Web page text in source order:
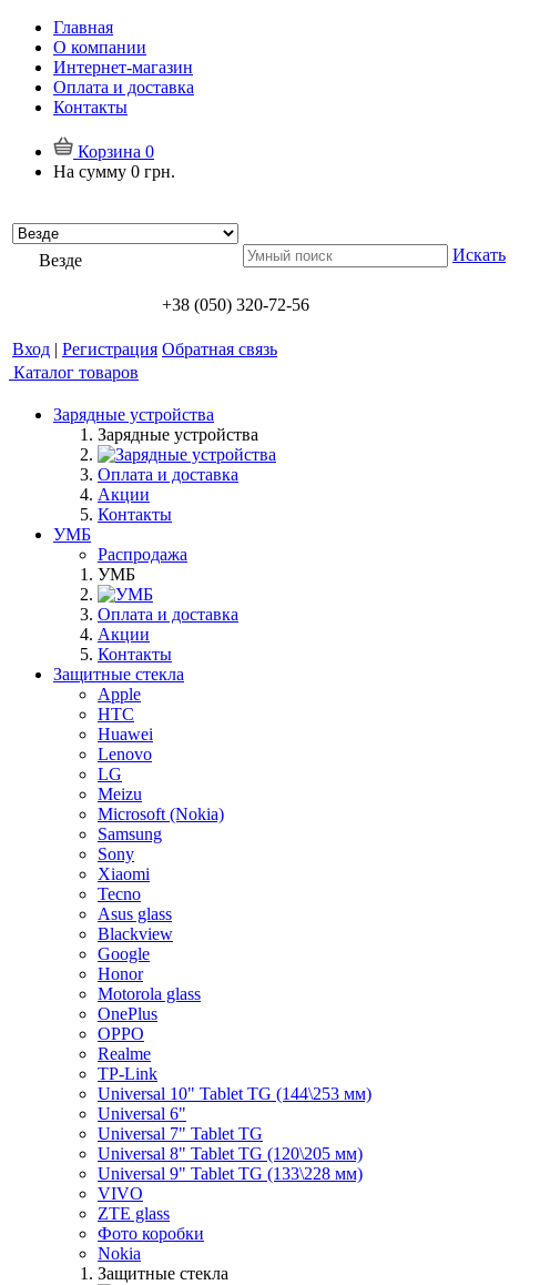
Главная
О компании
Интернет-магазин
Оплата и доставка
Контакты
Корзина 0
На сумму 0 грн.
Везде Искать
+38 (050) 320-72-56
Вход | Регистрация Обратная связь
Каталог товаров
Зарядные устройства
Зарядные устройства
Оплата и доставка
Акции
Контакты
УМБ
Распродажа
УМБ
Оплата и доставка
Акции
Контакты
Защитные стекла
Apple
HTC
Huawei
Lenovo
LG
Meizu
Microsoft (Nokia)
Samsung
Sony
Xiaomi
Tecno
Asus glass
Blackview
Google
Honor
Motorola glass
OnePlus
OPPO
Realme
TP-Link
Universal 10" Tablet TG (144\253 мм)
Universal 6"
Universal 7" Tablet TG
Universal 8" Tablet TG (120\205 мм)
Universal 9" Tablet TG (133\228 мм)
VIVO
ZTE glass
Фото коробки
Nokia
Защитные стекла